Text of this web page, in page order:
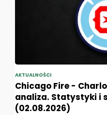
AKTUALNOŚCI
Chicago Fire -
analiza. Statystyki i
(02.08.2026)